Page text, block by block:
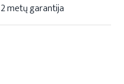
2 metų garantija